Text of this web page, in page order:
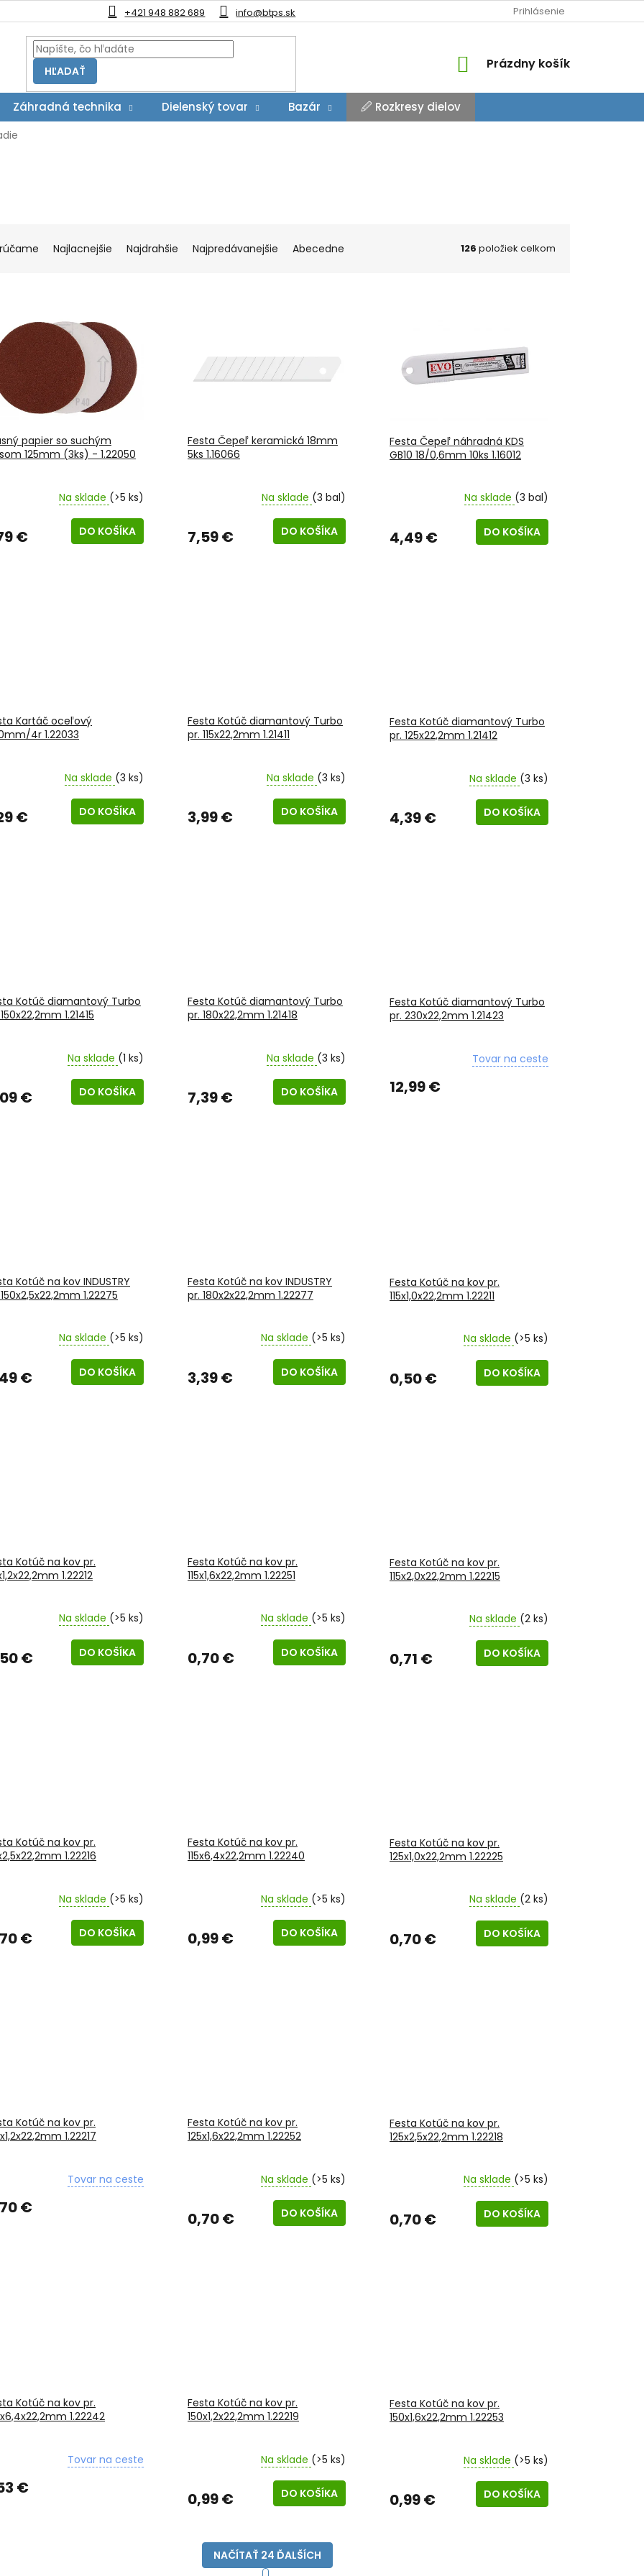
+421 948 882 689 info@btps.sk Prihlásenie
HĽADAŤ
NÁKUPNÝ
Prázdny košík
Záhradná technika Dielenský tovar Bazár 🖉 Rozkresy dielov
Najlacnejšie Najdrahšie Najpredávanejšie Abecedne 126 položiek celkom
papier so suchým
125mm (3ks) - 1.22050
Na sklade (>5 ks)
€ DO KOŠÍKA
Festa Čepeľ keramická 18mm
5ks 1.16066
Na sklade (3 bal)
7,59 € DO KOŠÍKA
Festa Čepeľ náhradná KDS
GB10 18/0,6mm 10ks 1.16012
Na sklade (3 bal)
4,49 € DO KOŠÍKA
Kartáč oceľový
4r 1.22033
Na sklade (3 ks)
€ DO KOŠÍKA
Festa Kotúč diamantový Turbo
pr. 115x22,2mm 1.21411
Na sklade (3 ks)
3,99 € DO KOŠÍKA
Festa Kotúč diamantový Turbo
pr. 125x22,2mm 1.21412
Na sklade (3 ks)
4,39 € DO KOŠÍKA
Kotúč diamantový Turbo
1.21415
Na sklade (1 ks)
€ DO KOŠÍKA
Festa Kotúč diamantový Turbo
pr. 180x22,2mm 1.21418
Na sklade (3 ks)
7,39 € DO KOŠÍKA
Festa Kotúč diamantový Turbo
pr. 230x22,2mm 1.21423
Tovar na ceste
12,99 €
Kotúč na kov INDUSTRY
1.22275
Na sklade (>5 ks)
€ DO KOŠÍKA
Festa Kotúč na kov INDUSTRY
pr. 180x2x22,2mm 1.22277
Na sklade (>5 ks)
3,39 € DO KOŠÍKA
Festa Kotúč na kov pr.
115x1,0x22,2mm 1.22211
Na sklade (>5 ks)
0,50 € DO KOŠÍKA
Kotúč na kov pr.
1.22212
Na sklade (>5 ks)
€ DO KOŠÍKA
Festa Kotúč na kov pr.
115x1,6x22,2mm 1.22251
Na sklade (>5 ks)
0,70 € DO KOŠÍKA
Festa Kotúč na kov pr.
115x2,0x22,2mm 1.22215
Na sklade (2 ks)
0,71 € DO KOŠÍKA
Kotúč na kov pr.
1.22216
Na sklade (>5 ks)
€ DO KOŠÍKA
Festa Kotúč na kov pr.
115x6,4x22,2mm 1.22240
Na sklade (>5 ks)
0,99 € DO KOŠÍKA
Festa Kotúč na kov pr.
125x1,0x22,2mm 1.22225
Na sklade (2 ks)
0,70 € DO KOŠÍKA
Kotúč na kov pr.
1.22217
Tovar na ceste
€
Festa Kotúč na kov pr.
125x1,6x22,2mm 1.22252
Na sklade (>5 ks)
0,70 € DO KOŠÍKA
Festa Kotúč na kov pr.
125x2,5x22,2mm 1.22218
Na sklade (>5 ks)
0,70 € DO KOŠÍKA
Kotúč na kov pr.
1.22242
Tovar na ceste
€
Festa Kotúč na kov pr.
150x1,2x22,2mm 1.22219
Na sklade (>5 ks)
0,99 € DO KOŠÍKA
Festa Kotúč na kov pr.
150x1,6x22,2mm 1.22253
Na sklade (>5 ks)
0,99 € DO KOŠÍKA
NAČÍTAŤ 24 ĎALŠÍCH